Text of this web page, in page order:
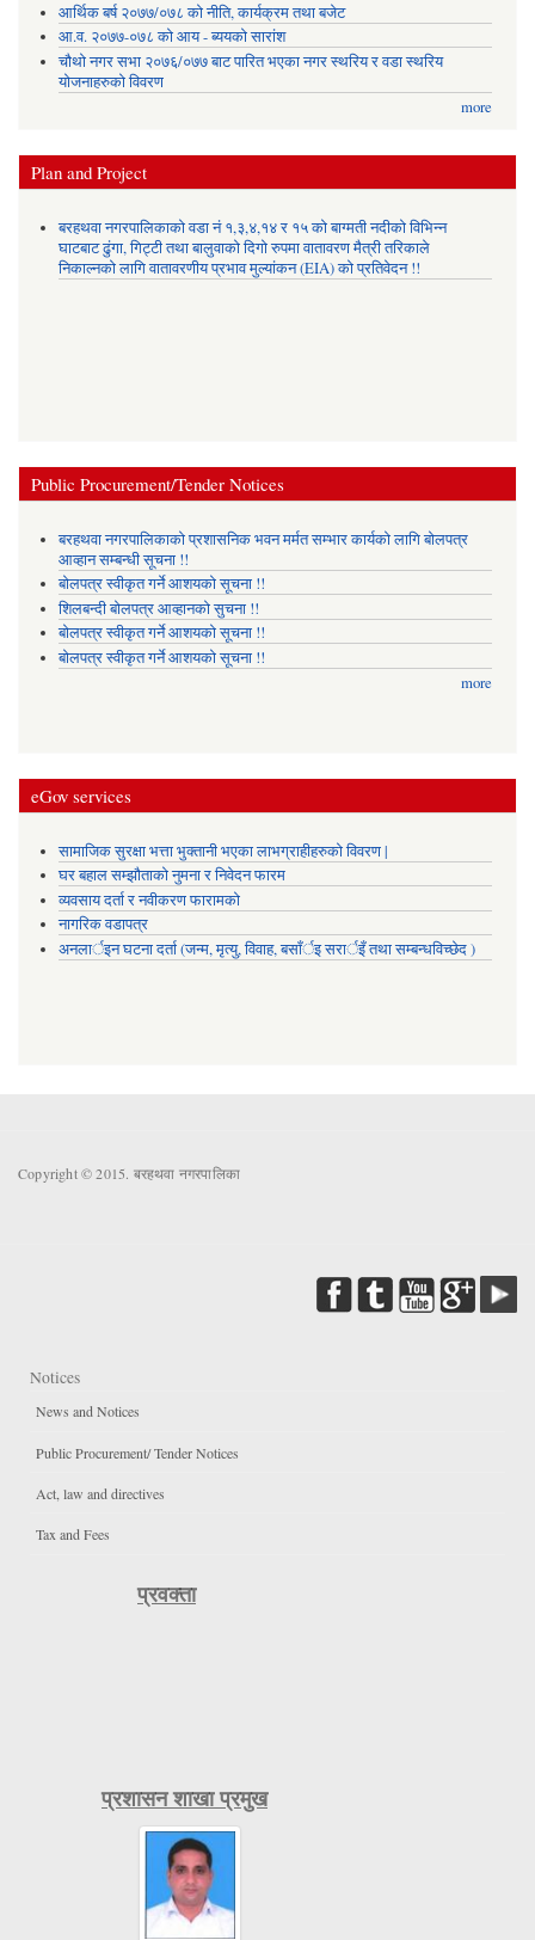
आर्थिक बर्ष २०७७/०७८ को नीति, कार्यक्रम तथा बजेट
आ.व. २०७७-०७८ को आय - ब्ययको सारांश
चौथो नगर सभा २०७६/०७७ बाट पारित भएका नगर स्थरिय र वडा स्थरिय
योजनाहरुको विवरण
more
Plan and Project
बरहथवा नगरपालिकाको वडा नं १,३,४,१४ र १५ को बाग्मती नदीको विभिन्न
घाटबाट ढुंगा, गिट्टी तथा बालुवाको दिगो रुपमा वातावरण मैत्री तरिकाले
निकाल्नको लागि वातावरणीय प्रभाव मुल्यांकन (EIA) को प्रतिवेदन !!
Public Procurement/Tender Notices
बरहथवा नगरपालिकाको प्रशासनिक भवन मर्मत सम्भार कार्यको लागि बोलपत्र
आव्हान सम्बन्धी सूचना !!
बोलपत्र स्वीकृत गर्ने आशयको सूचना !!
शिलबन्दी बोलपत्र आव्हानको सुचना !!
बोलपत्र स्वीकृत गर्ने आशयको सूचना !!
बोलपत्र स्वीकृत गर्ने आशयको सूचना !!
more
eGov services
सामाजिक सुरक्षा भत्ता भुक्तानी भएका लाभग्राहीहरुको विवरण |
घर बहाल सम्झौताको नुमना र निवेदन फारम
व्यवसाय दर्ता र नवीकरण फारामको
नागरिक वडापत्र
अनलार्इन घटना दर्ता (जन्म, मृत्यु, विवाह, बसाँर्इ सरार्इँ तथा सम्बन्धविच्छेद )
Copyright © 2015. बरहथवा नगरपालिका
Notices
News and Notices
Public Procurement/ Tender Notices
Act, law and directives
Tax and Fees
प्रवक्ता
प्रशासन शाखा प्रमुख